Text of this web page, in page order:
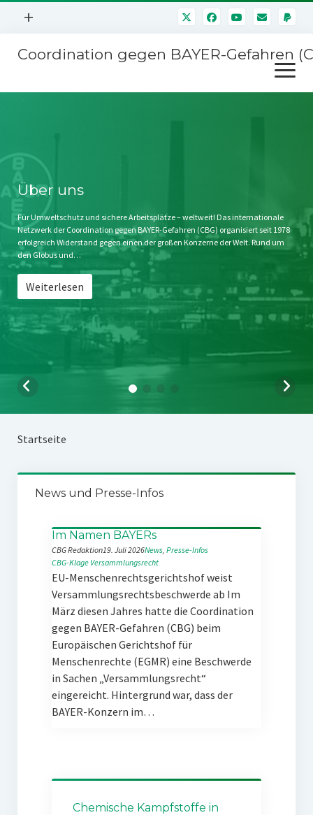
Menü
+
Mitmachen
Kontakt
Impressum
Störfälle
Coordination gegen BAYER-Gefahren
Menü
öffnen
Stichwort BAYER
Jahrestagung
SPENDEN
Über uns
Für Umweltschutz und sichere Arbeitsplätze – weltweit! Das internationale
Netzwerk der Coordination gegen BAYER-Gefahren (CBG) organisiert seit 1978
erfolgreich Widerstand gegen einen der großen Konzerne der Welt. Rund um
den Globus und…
Weiterlesen
Startseite
News und Presse-Infos
Im Namen BAYERs
CBG Redaktion19. Juli 2026News, Presse-Infos
CBG-Klage Versammlungsrecht
EU-Menschenrechtsgerichtshof weist
Versammlungsrechtsbeschwerde ab Im
März diesen Jahres hatte die Coordination
gegen BAYER-Gefahren (CBG) beim
Europäischen Gerichtshof für
Menschenrechte (EGMR) eine Beschwerde
in Sachen „Versammlungsrecht“
eingereicht. Hintergrund war, dass der
BAYER-Konzern im…
Chemische Kampfstoffe in